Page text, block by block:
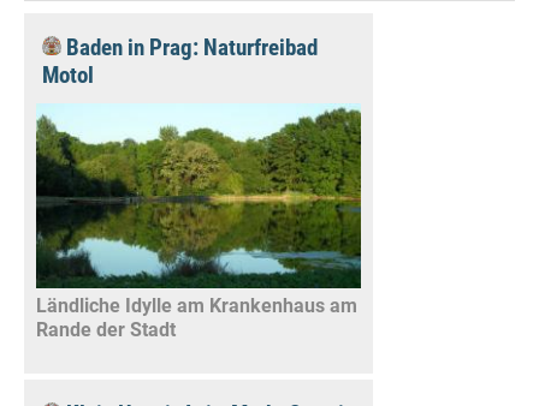
Baden in Prag: Naturfreibad
Motol
Ländliche Idylle am Krankenhaus am
Rande der Stadt